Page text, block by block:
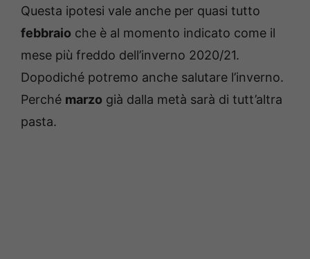
Questa ipotesi vale anche per quasi tutto
febbraio che è al momento indicato come il
mese più freddo dell’inverno 2020/21.
Dopodiché potremo anche salutare l’inverno.
Perché marzo già dalla metà sarà di tutt’altra
pasta.